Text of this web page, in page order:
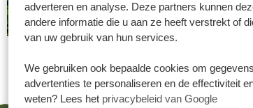
adverteren en analyse. Deze partners kunnen
andere informatie die u aan ze heeft verstrekt of
van uw gebruik van hun services.
We gebruiken ook bepaalde cookies om
advertenties te personaliseren en de effectiviteit
weten? Lees het privacybeleid van Google